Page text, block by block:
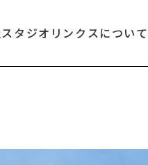
タジオリンクスについて